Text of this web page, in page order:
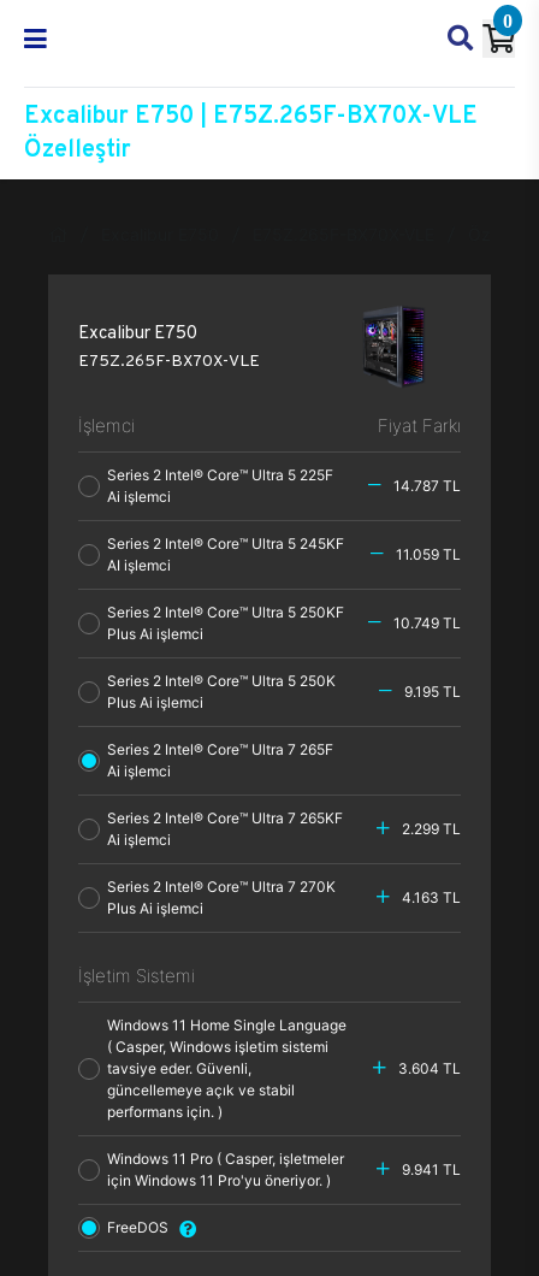
0
Excalibur E750 | E75Z.265F-BX70X-VLE
Özelleştir
Excalibur E750
E75Z.265F-BX70X-VLE
İşlemci Fiyat Farkı
Series 2 Intel® Core™ Ultra 5 225F
Ai işlemci
14.787 TL
Series 2 Intel® Core™ Ultra 5 245KF
AI işlemci
11.059 TL
Series 2 Intel® Core™ Ultra 5 250KF
Plus Ai işlemci
10.749 TL
Series 2 Intel® Core™ Ultra 5 250K
Plus Ai işlemci
9.195 TL
Series 2 Intel® Core™ Ultra 7 265F
Ai işlemci
Series 2 Intel® Core™ Ultra 7 265KF
Ai işlemci
2.299 TL
Series 2 Intel® Core™ Ultra 7 270K
Plus Ai işlemci
4.163 TL
İşletim Sistemi
Windows 11 Home Single Language
( Casper, Windows işletim sistemi
tavsiye eder. Güvenli,
güncellemeye açık ve stabil
performans için. )
3.604 TL
Windows 11 Pro ( Casper, işletmeler
için Windows 11 Pro'yu öneriyor. )
9.941 TL
FreeDOS